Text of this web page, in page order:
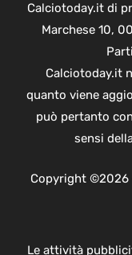
Calciotoday.it di
Marchese 10,
Calciotoday.it
quanto viene
può pertanto
sensi
Copyright
Le attività